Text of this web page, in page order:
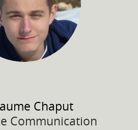
Chaput
Communication